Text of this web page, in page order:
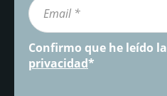
Confirmo que he leído la
privacidad*